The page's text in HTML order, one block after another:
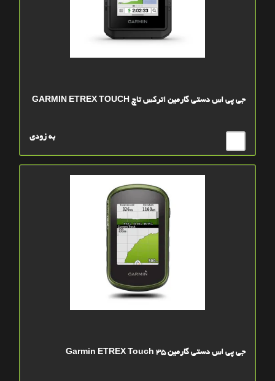
جی پی اس دستی گارمین اترکس تاچ GARMIN ETREX TOUCH
به زودی
جی پی اس دستی گارمین Garmin ETREX Touch 35